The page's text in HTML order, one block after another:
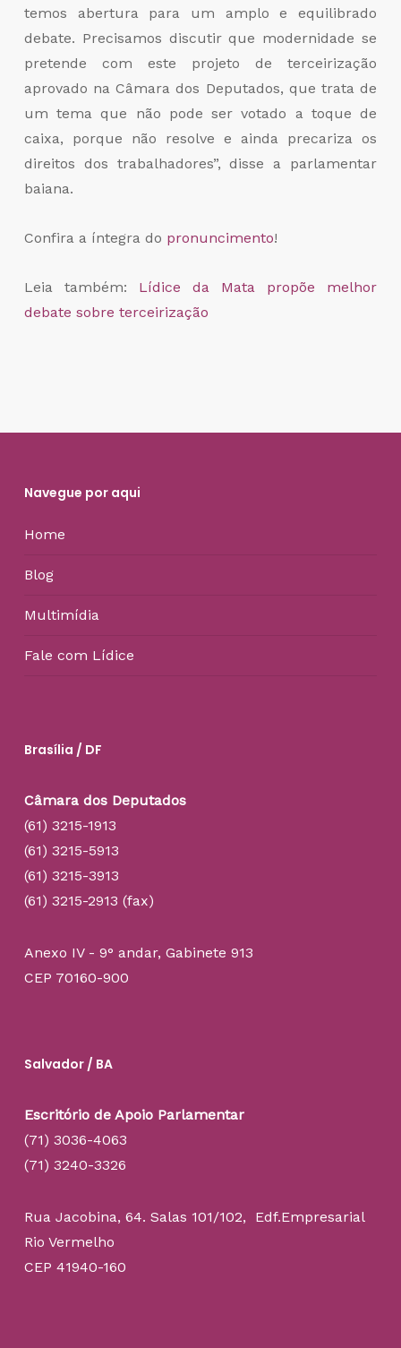
temos abertura para um amplo e equilibrado
debate. Precisamos discutir que modernidade se
pretende com este projeto de terceirização
aprovado na Câmara dos Deputados, que trata de
um tema que não pode ser votado a toque de
caixa, porque não resolve e ainda precariza os
direitos dos trabalhadores”, disse a parlamentar
baiana.
Confira a íntegra do pronuncimento!
Leia também: Lídice da Mata propõe melhor
debate sobre terceirização
Navegue por aqui
Home
Blog
Multimídia
Fale com Lídice
Brasília / DF
Câmara dos Deputados
(61) 3215-1913
(61) 3215-5913
(61) 3215-3913
(61) 3215-2913 (fax)
Anexo IV - 9° andar, Gabinete 913
CEP 70160-900
Salvador / BA
Escritório de Apoio Parlamentar
(71) 3036-4063
(71) 3240-3326
Rua Jacobina, 64. Salas 101/102, Edf.Empresarial
Rio Vermelho
CEP 41940-160